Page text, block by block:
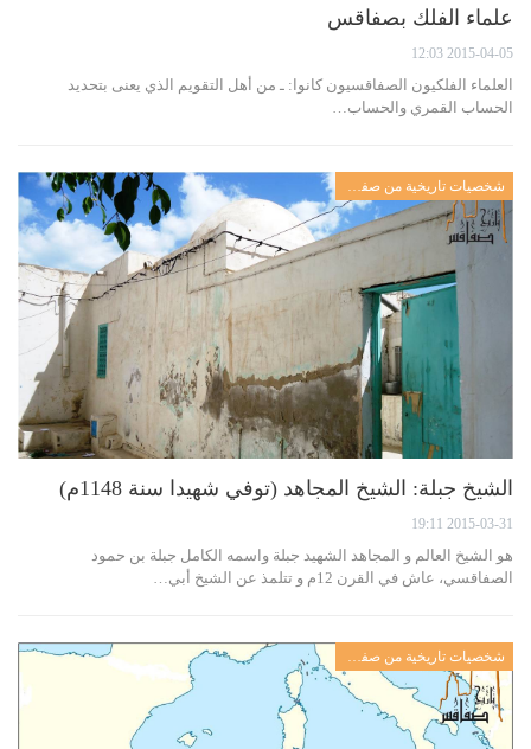
علماء الفلك بصفاقس
2015-04-05 12:03
العلماء الفلكيون الصفاقسيون كانوا: ـ من أهل التقويم الذي يعنى بتحديد
الحساب القمري والحساب…
الشيخ جبلة: الشيخ المجاهد (توفي شهيدا سنة 1148م)
2015-03-31 19:11
هو الشيخ العالم و المجاهد الشهيد جبلة واسمه الكامل جبلة بن حمود
الصفاقسي، عاش في القرن 12م و تتلمذ عن الشيخ أبي…
شخصيات تاريخية من صفاقس